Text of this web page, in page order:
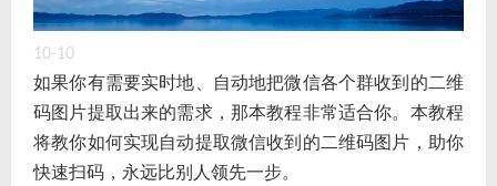
10-10
如果你有需要实时地、自动地把微信各个群收到的二维
码图片提取出来的需求，那本教程非常适合你。本教程
将教你如何实现自动提取微信收到的二维码图片，助你
快速扫码，永远比别人领先一步。